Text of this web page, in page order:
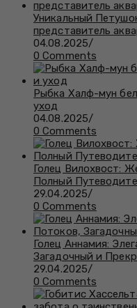
Уникальный
представитель
04.08.2025/
0 Comments
Рыбка Халф-мун
уход
04.08.2025/
0 Comments
Голец Вилохвост:
Полный
29.04.2025/
0 Comments
Голец Аннамия:
Загадочный и
29.04.2025/
0 Comments